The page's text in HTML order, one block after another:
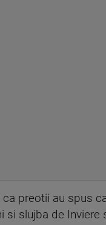
preotii au spus
slujba de